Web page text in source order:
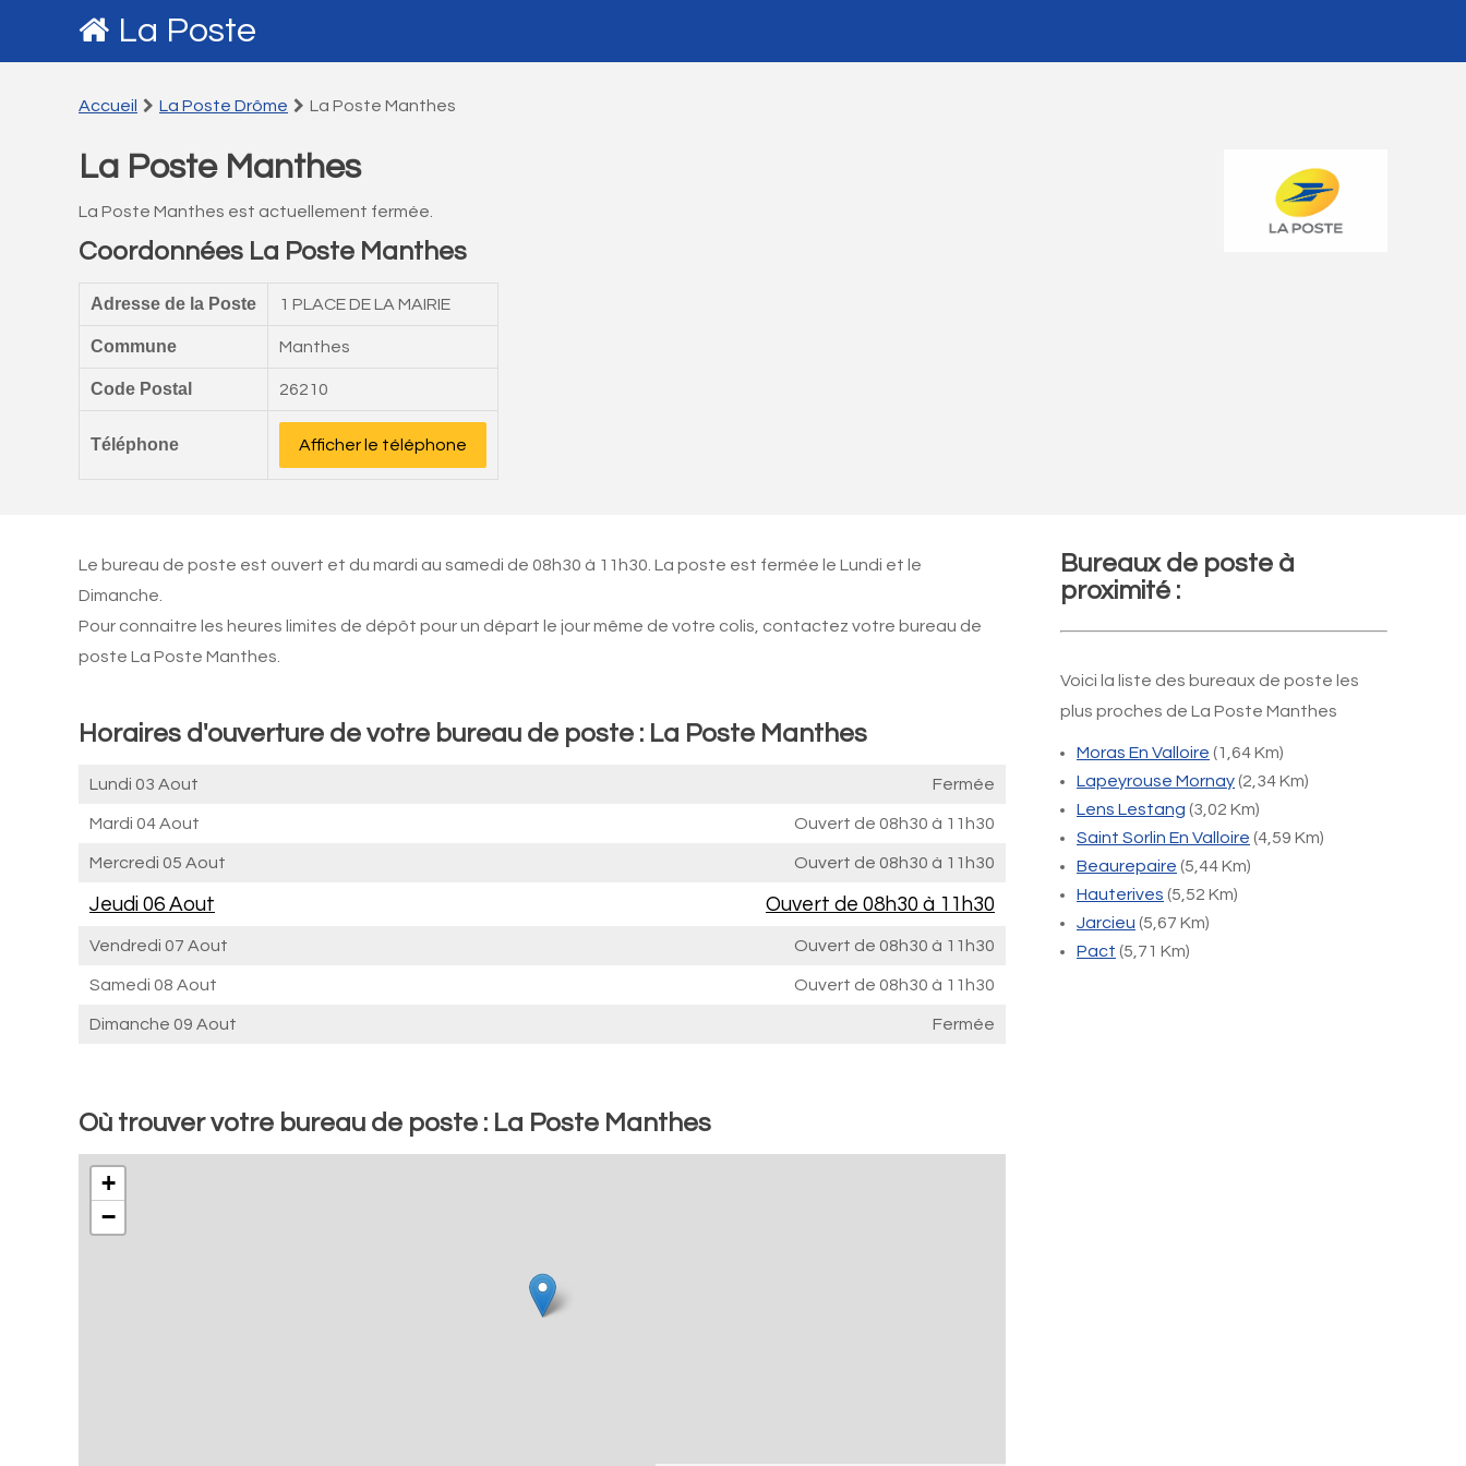
La Poste
Accueil La Poste Drôme La Poste Manthes
La Poste Manthes
La Poste Manthes est actuellement fermée.
Coordonnées La Poste Manthes
Adresse de la Poste 1 PLACE DE LA MAIRIE
Commune Manthes
Code Postal 26210
Téléphone Afficher le téléphone
Le bureau de poste est ouvert et du mardi au samedi de 08h30 à 11h30. La poste est fermée le Lundi et le
Dimanche.
Pour connaitre les heures limites de dépôt pour un départ le jour même de votre colis, contactez votre bureau de
poste La Poste Manthes.
Horaires d'ouverture de votre bureau de poste : La Poste Manthes
Lundi 03 Aout Fermée
Mardi 04 Aout Ouvert de 08h30 à 11h30
Mercredi 05 Aout Ouvert de 08h30 à 11h30
Jeudi 06 Aout Ouvert de 08h30 à 11h30
Vendredi 07 Aout Ouvert de 08h30 à 11h30
Samedi 08 Aout Ouvert de 08h30 à 11h30
Dimanche 09 Aout Fermée
Où trouver votre bureau de poste : La Poste Manthes
+
−
Bureaux de poste à
proximité :
Voici la liste des bureaux de poste les
plus proches de La Poste Manthes
Moras En Valloire (1,64 Km)
Lapeyrouse Mornay(2,34 Km)
Lens Lestang (3,02 Km)
Saint Sorlin En Valloire (4,59 Km)
Beaurepaire (5,44 Km)
Hauterives (5,52 Km)
Jarcieu (5,67 Km)
Pact (5,71 Km)